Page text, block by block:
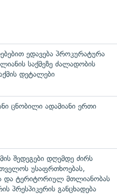
ედავება პროკურატურა
საქმეზე ძალადობის
დეტალები
ცნობილი ადამიანი ერთი
შედეგები დღემდე ძირს
უსაფრთხოებას,
და ტერიტორიულ მთლიანობას
პრესპიკერის განცხადება